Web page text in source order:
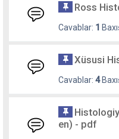
Ross
Cavablar: 1
Xüsusi
Cavablar: 4
en) - pdf